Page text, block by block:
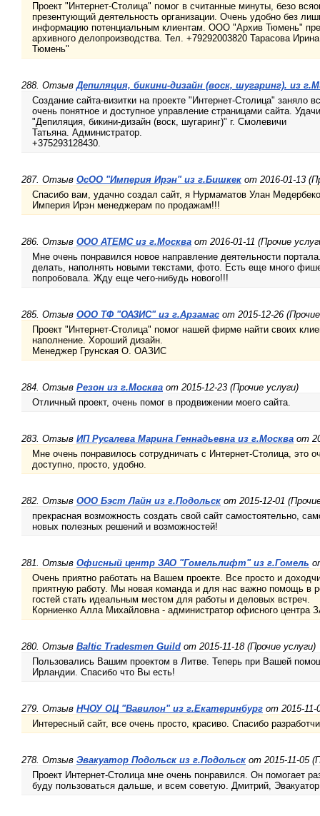
Проект "Интернет-Столица" помог в считанные минуты, безо
презентующий деятельность организации. Очень удобно без
информацию потенциальным клиентам. ООО "Архив Тюмень"
архивного делопроизводства. Тел. +79292003820 Тарасова
Тюмень"
288. ОтзывДепиляция, бикини-дизайн (воск, шугаринг). из
Создание сайта-визитки на проекте "Интернет-Столица" заняло
очень понятное и доступное управление страницами сайта.
"Депиляция, бикини-дизайн (воск, шугаринг)" г. Смолевичи
Татьяна. Администратор.
+375293128430.
287. Отзыв ОсОО "Империя Ирэн" из г.Бишкек от 2016-01-13
Спасибо вам, удачно создал сайт, я Нурмаматов Улан
Империя Ирэн менеджерам по продажам!!!
286. Отзыв ООО АТЕМС из г.Москва от 2016-01-11 (Прочие
Мне очень понравился новое направление деятельности
делать, наполнять новыми текстами, фото. Есть еще много
попробовала. Жду еще чего-нибудь нового!!!
285. Отзыв ООО ТФ "ОАЗИС" из г.Арзамас от 2015-12-26
Проект "Интернет-Столица" помог нашей фирме найти своих
наполнение. Хороший дизайн.
Менеджер Грунская О. ОАЗИС
284. Отзыв Резон из г.Москва от 2015-12-23 (Прочие услуги)
Отличный проект, очень помог в продвижении моего сайта.
283. Отзыв ИП Русалева Марина Геннадьевна из г.Москва от
Мне очень понравилось сотрудничать с Интернет-Столица, это
доступно, просто, удобно.
282. Отзыв ООО Бэст Лайн из г.Подольск от 2015-12-01
прекрасная возможность создать свой сайт самостоятельно,
новых полезных решений и возможностей!
281. Отзыв Офисный центр ЗАО "Гомельлифт" из г.Гомель
Очень приятно работать на Вашем проекте. Все просто и
приятную работу. Мы новая команда и для нас важно помощь в
гостей стать идеальным местом для работы и деловых встреч.
Корниенко Алла Михайловна - администратор офисного центра
280. Отзыв Baltic Tradesmen Guild от 2015-11-18 (Прочие услуги)
Пользовались Вашим проектом в Литве. Теперь при Вашей
Ирландии. Спасибо что Вы есть!
279. Отзыв НЧОУ ОЦ "Вавилон" из г.Екатеринбург от 2015-11-
Интересный сайт, все очень просто, красиво. Спасибо
278. Отзыв Эвакуатор Подольск из г.Подольск от 2015-11-05
Проект Интернет-Столица мне очень понравился. Он помогает
буду пользоваться дальше, и всем советую. Дмитрий,